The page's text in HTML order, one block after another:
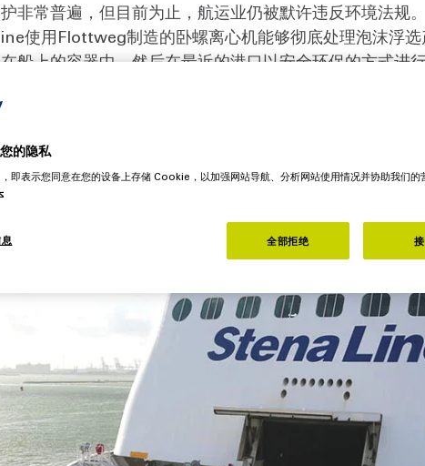
非常普遍，但目前为止，航运业仍被默许违反环境法规
使用Flottweg制造的卧螺离心机能够彻底处理泡沫浮
船上的容器中，然后在最近的港口以安全环保的方式进行
的隐私
即表示您同意在您的设备上存储 Cookie，以加强网站导航、分析网站使用情况并协助我们的
全部拒绝